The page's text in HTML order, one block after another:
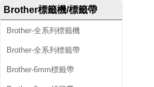
Brother標籤機/標籤帶
Brother-全系列標籤機
Brother-全系列標籤帶
Brother-6mm標籤帶